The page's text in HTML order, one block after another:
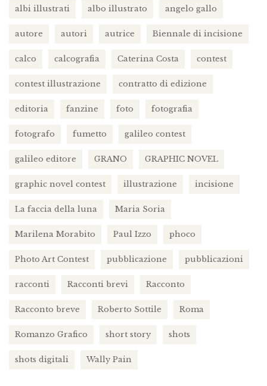
albi illustrati albo illustrato angelo gallo
autore autori autrice Biennale di incisione
calco calcografia Caterina Costa contest
contest illustrazione contratto di edizione
editoria fanzine foto fotografia
fotografo fumetto galileo contest
galileo editore GRANO GRAPHIC NOVEL
graphic novel contest illustrazione incisione
La faccia della luna Maria Soria
Marilena Morabito Paul Izzo phoco
Photo Art Contest pubblicazione pubblicazioni
racconti Racconti brevi Racconto
Racconto breve Roberto Sottile Roma
Romanzo Grafico short story shots
shots digitali Wally Pain